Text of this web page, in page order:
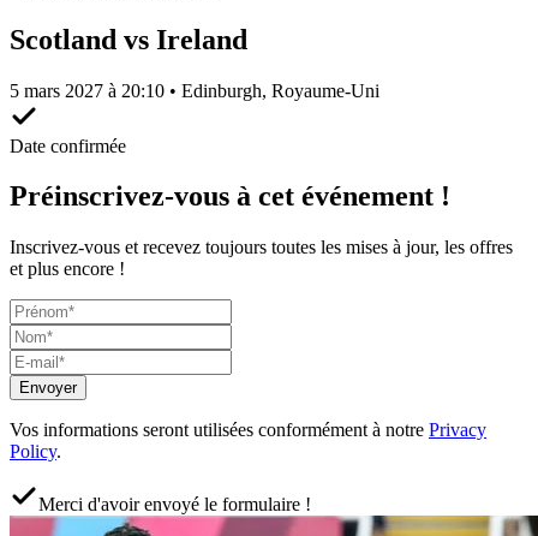
Scotland vs Ireland
5 mars 2027 à 20:10 • Edinburgh, Royaume-Uni
Date confirmée
Préinscrivez-vous à cet événement !
Inscrivez-vous et recevez toujours toutes les mises à jour, les offres
et plus encore !
Envoyer
Vos informations seront utilisées conformément à notre Privacy
Policy.
Merci d'avoir envoyé le formulaire !